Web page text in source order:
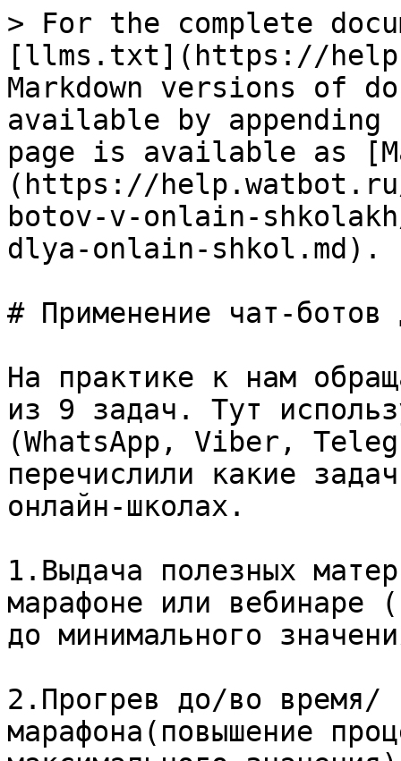
> For the complete
[llms.txt](https://
Markdown versions of
available by
page is available as
(https://
botov-v-onlain-
dlya-onlain-shkol.md).
# Применение чат-ботов
На практике к нам
из 9 задач. Тут
(WhatsApp, Viber,
перечислили какие
онлайн-школах.
1.Выдача полезных
марафоне или вебинаре
до минимального
2.Прогрев до/во время/
марафона(повышение